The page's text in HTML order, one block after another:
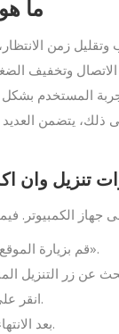
ما
زمن
وتخفيف
المستخدم
ذلك، يتضمن
تنزيل وان
قم بزيارة الموقع الرسمي لتطبيق «وان اكس بت».
انقر على زر التنزيل وابدأ عملية التحميل.
بعد الانتهاء من التحميل، افتح ملف التثبيت.